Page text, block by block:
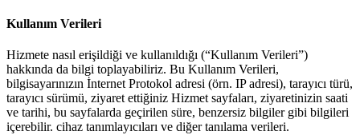
Kullanım Verileri
Hizmete nasıl erişildiği ve kullanıldığı (“Kullanım Verileri”)
hakkında da bilgi toplayabiliriz. Bu Kullanım Verileri,
bilgisayarınızın İnternet Protokol adresi (örn. IP adresi), tarayıcı türü,
tarayıcı sürümü, ziyaret ettiğiniz Hizmet sayfaları, ziyaretinizin saati
ve tarihi, bu sayfalarda geçirilen süre, benzersiz bilgiler gibi bilgileri
içerebilir. cihaz tanımlayıcıları ve diğer tanılama verileri.